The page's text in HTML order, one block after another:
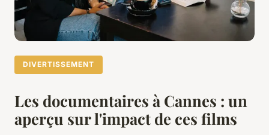
DIVERTISSEMENT
Les documentaires à Cannes : un
aperçu sur l'impact de ces films